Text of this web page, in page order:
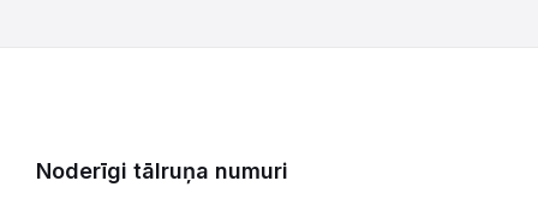
Noderīgi tālruņa numuri